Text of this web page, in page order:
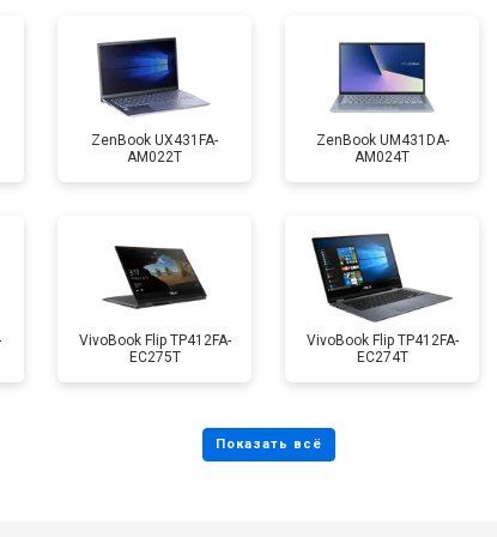
от 70 мин
от 50 мин
от 50 мин
от 110 мин
от 60 мин
ZenBook UX431FA-
AM022T
ZenBook UM431DA-
AM024T
VivoBook Flip TP412FA-
EC275T
VivoBook Flip TP412FA-
EC274T